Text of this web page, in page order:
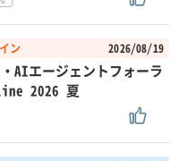
ン 2026/08/19
AIエージェントフォーラ
2026 夏